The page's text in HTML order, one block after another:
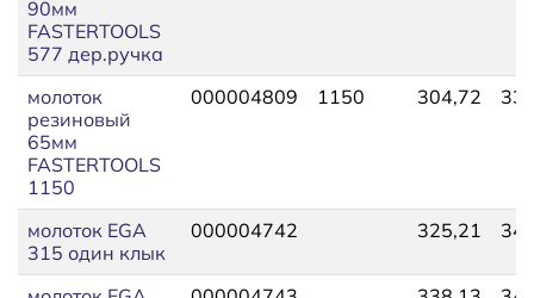
90мм
FASTERTOOLS
577 дер.ручка
молоток
резиновый
65мм
FASTERTOOLS
1150
000004809 1150 304,72
молоток EGA
315 один клык
000004742 325,21